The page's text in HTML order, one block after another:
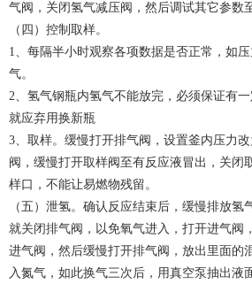
气阀，关闭氢气减压阀，然后调试其它参数
（四）控制取样。
1、每隔半小时观察各项数据是否正常，如
气。
2、氢气钢瓶内氢气不能放完，必须保证有
就应弃用换新瓶
3、取样。缓慢打开排气阀，设置釜内压力
阀，缓慢打开取样阀至有反应液冒出，关闭
样口，不能让易燃物残留。
（五）泄氢。确认反应结束后，缓慢排放氢
就关闭排气阀，以免氧气进入，打开进气阀
进气阀，然后缓慢打开排气阀，放出里面的
入氮气，如此换气三次后，用真空泵抽出液